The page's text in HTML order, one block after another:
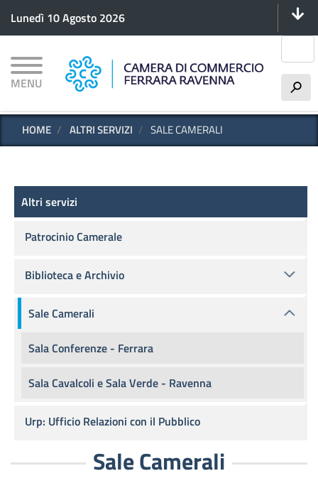
principale
Lunedì 10 Agosto 2026
MENU h
HOME ALTRI SERVIZI SALE CAMERALI
Sale Camerali
Altri servizi
Altri servizi
Patrocinio Camerale
Biblioteca e Archivio
Sale Camerali
Sala Conferenze - Ferrara
Sala Cavalcoli e Sala Verde - Ravenna
Urp: Ufficio Relazioni con il Pubblico